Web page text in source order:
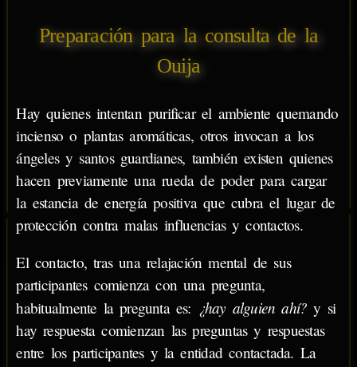
Preparación para la consulta de la
Ouija
Hay quienes intentan purificar el ambiente quemando
incienso o plantas aromáticas, otros invocan a los
ángeles y santos guardianes, también existen quienes
hacen previamente una rueda de poder para cargar
la estancia de energía positiva que cubra el lugar de
protección contra malas influencias y contactos.
El contacto, tras una relajación mental de sus
participantes comienza con una pregunta,
habitualmente la pregunta es: ¿hay alguien ahí? y si
hay respuesta comienzan las preguntas y respuestas
entre los participantes y la entidad contactada. La